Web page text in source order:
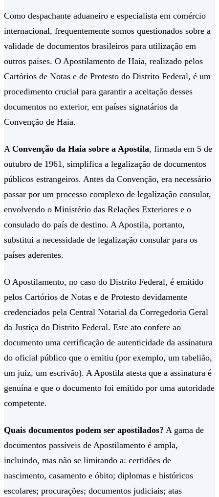
Como despachante aduaneiro e especialista em comércio
internacional, frequentemente somos questionados sobre a
validade de documentos brasileiros para utilização em
outros países. O Apostilamento de Haia, realizado pelos
Cartórios de Notas e de Protesto do Distrito Federal, é um
procedimento crucial para garantir a aceitação desses
documentos no exterior, em países signatários da
Convenção de Haia.
A Convenção da Haia sobre a Apostila, firmada em 5 de
outubro de 1961, simplifica a legalização de documentos
públicos estrangeiros. Antes da Convenção, era necessário
passar por um processo complexo de legalização consular,
envolvendo o Ministério das Relações Exteriores e o
consulado do país de destino. A Apostila, portanto,
substitui a necessidade de legalização consular para os
países aderentes.
O Apostilamento, no caso do Distrito Federal, é emitido
pelos Cartórios de Notas e de Protesto devidamente
credenciados pela Central Notarial da Corregedoria Geral
da Justiça do Distrito Federal. Este ato confere ao
documento uma certificação de autenticidade da assinatura
do oficial público que o emitiu (por exemplo, um tabelião,
um juiz, um escrivão). A Apostila atesta que a assinatura é
genuína e que o documento foi emitido por uma autoridade
competente.
Quais documentos podem ser apostilados? A gama de
documentos passíveis de Apostilamento é ampla,
incluindo, mas não se limitando a: certidões de
nascimento, casamento e óbito; diplomas e históricos
escolares; procurações; documentos judiciais; atas